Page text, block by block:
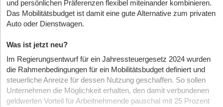
und persönlichen Präferenzen flexibel miteinander kombinieren.
Das Mobilitätsbudget ist damit eine gute Alternative zum privaten
Auto oder Dienstwagen.
Was ist jetzt neu?
Im Regierungsentwurf für ein Jahressteuergesetz 2024 wurden
die Rahmenbedingungen für ein Mobilitätsbudget definiert und
steuerliche Anreize für dessen Nutzung geschaffen. So sollen
Unternehmen die Möglichkeit erhalten, den damit verbundenen
geldwerten Vorteil für Arbeitnehmende pauschal mit 25 Prozent